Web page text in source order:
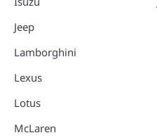
Jeep
Lamborghini
Lexus
Lotus
McLaren